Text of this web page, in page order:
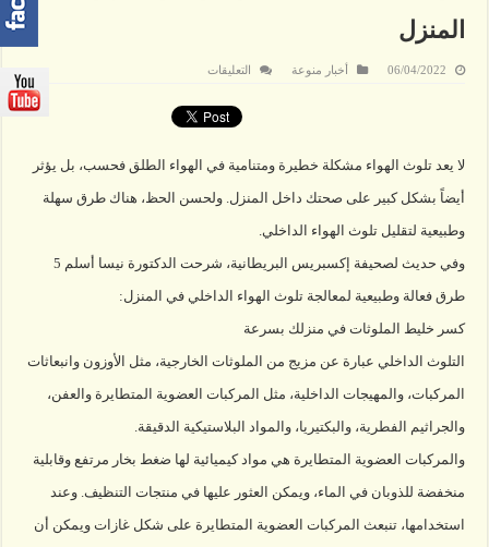
المنزل
06/04/2022 أخبار منوعة التعليقات
للتخلص
من
في
مغلقة
لا يعد تلوث الهواء مشكلة خطيرة ومتنامية في الهواء الطلق فحسب، بل يؤثر
أيضاً بشكل كبير على صحتك داخل المنزل. ولحسن الحظ، هناك طرق سهلة
وطبيعية لتقليل تلوث الهواء الداخلي.
وفي حديث لصحيفة إكسبريس البريطانية، شرحت الدكتورة نيسا أسلم 5
طرق فعالة وطبيعية لمعالجة تلوث الهواء الداخلي في المنزل:
كسر خليط الملوثات في منزلك بسرعة
التلوث الداخلي عبارة عن مزيج من الملوثات الخارجية، مثل الأوزون وانبعاثات
المركبات، والمهيجات الداخلية، مثل المركبات العضوية المتطايرة والعفن،
والجراثيم الفطرية، والبكتيريا، والمواد البلاستيكية الدقيقة.
والمركبات العضوية المتطايرة هي مواد كيميائية لها ضغط بخار مرتفع وقابلية
منخفضة للذوبان في الماء، ويمكن العثور عليها في منتجات التنظيف. وعند
استخدامها، تنبعث المركبات العضوية المتطايرة على شكل غازات ويمكن أن